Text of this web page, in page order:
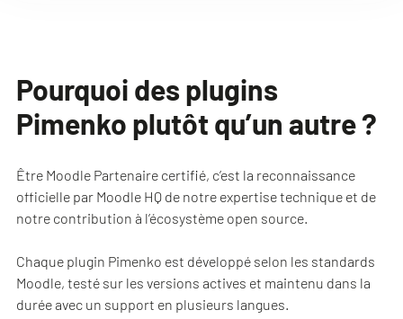
Pourquoi des plugins
Pimenko plutôt qu’un autre ?
Être Moodle Partenaire certifié, c’est la reconnaissance
officielle par Moodle HQ de notre expertise technique et de
notre contribution à l’écosystème open source.
Chaque plugin Pimenko est développé selon les standards
Moodle, testé sur les versions actives et maintenu dans la
durée avec un support en plusieurs langues.